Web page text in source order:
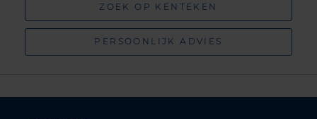
ZOEK OP KENTEKEN
PERSOONLIJK ADVIES